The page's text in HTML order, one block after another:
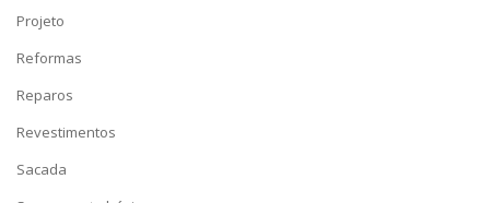
Projeto
Reformas
Reparos
Revestimentos
Sacada